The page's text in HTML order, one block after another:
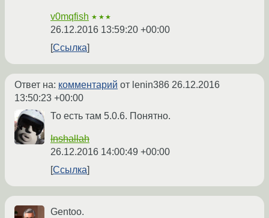
v0mqfish ★★★
26.12.2016 13:59:20 +00:00
Ссылка
Ответ на: комментарий от lenin386 26.12.2016
13:50:23 +00:00
То есть там 5.0.6. Понятно.
Inshallah
26.12.2016 14:00:49 +00:00
Ссылка
Gentoo.